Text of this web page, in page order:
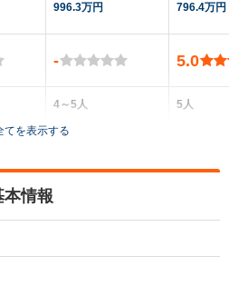
996.3万円
-
4～5人
5ドア
796.4万円
5.0
5人
てを表示する
本情報